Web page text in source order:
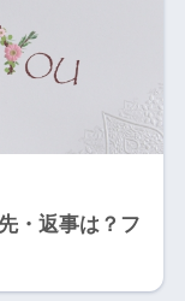
・返事は？フ